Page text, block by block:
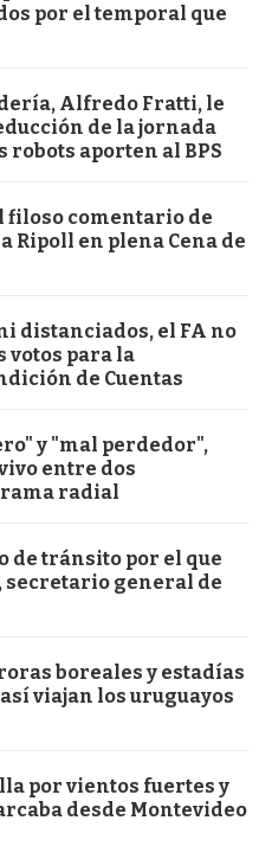
por el temporal que
Alfredo Fratti, le
de la jornada
robots aporten al BPS
filoso comentario de
Ripoll en plena Cena de
distanciados, el FA no
votos para la
de Cuentas
y "mal perdedor",
entre dos
radial
de tránsito por el que
secretario general de
boreales y estadías
así viajan los uruguayos
por vientos fuertes y
desde Montevideo